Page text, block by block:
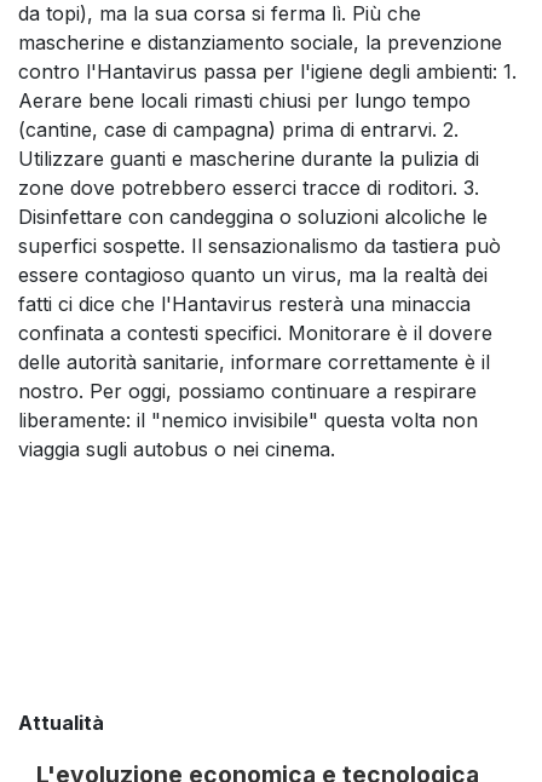
da topi), ma la sua corsa si ferma lì. Più che
mascherine e distanziamento sociale, la prevenzione
contro l'Hantavirus passa per l'igiene degli ambienti: 1.
Aerare bene locali rimasti chiusi per lungo tempo
(cantine, case di campagna) prima di entrarvi. 2.
Utilizzare guanti e mascherine durante la pulizia di
zone dove potrebbero esserci tracce di roditori. 3.
Disinfettare con candeggina o soluzioni alcoliche le
superfici sospette. Il sensazionalismo da tastiera può
essere contagioso quanto un virus, ma la realtà dei
fatti ci dice che l'Hantavirus resterà una minaccia
confinata a contesti specifici. Monitorare è il dovere
delle autorità sanitarie, informare correttamente è il
nostro. Per oggi, possiamo continuare a respirare
liberamente: il "nemico invisibile" questa volta non
viaggia sugli autobus o nei cinema.
Attualità
L'evoluzione economica e tecnologica